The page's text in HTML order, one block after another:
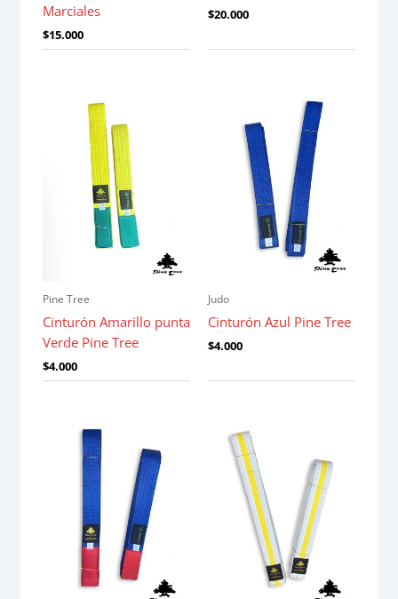
Marciales
$15.000
$20.000
Pine Tree
Cinturón Amarillo punta
Verde Pine Tree
$4.000
Judo
Cinturón Azul Pine Tree
$4.000